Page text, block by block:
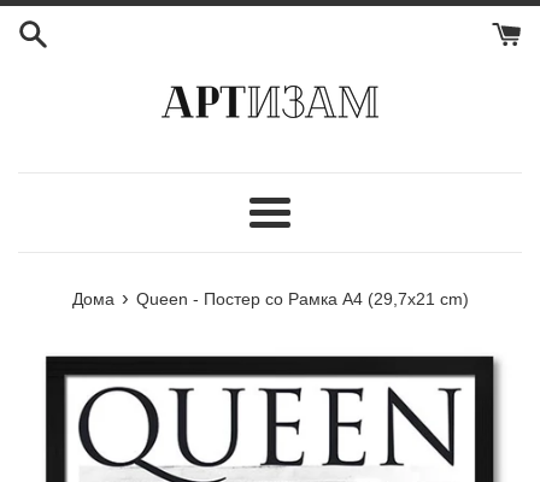
Мени
Дома › Queen - Постер со Рамка А4 (29,7x21 cm)